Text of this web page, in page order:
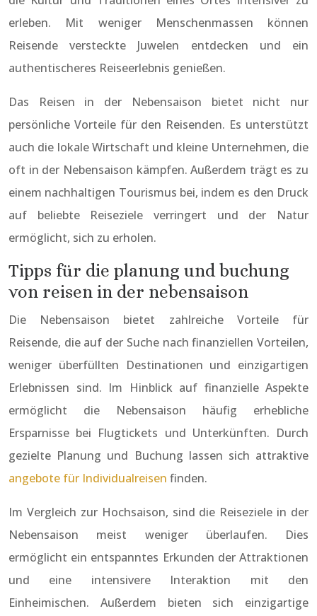
erleben. Mit weniger Menschenmassen können
Reisende versteckte Juwelen entdecken und ein
authentischeres Reiseerlebnis genießen.
Das Reisen in der Nebensaison bietet nicht nur
persönliche Vorteile für den Reisenden. Es unterstützt
auch die lokale Wirtschaft und kleine Unternehmen, die
oft in der Nebensaison kämpfen. Außerdem trägt es zu
einem nachhaltigen Tourismus bei, indem es den Druck
auf beliebte Reiseziele verringert und der Natur
ermöglicht, sich zu erholen.
Tipps für die planung und buchung
von reisen in der nebensaison
Die Nebensaison bietet zahlreiche Vorteile für
Reisende, die auf der Suche nach finanziellen Vorteilen,
weniger überfüllten Destinationen und einzigartigen
Erlebnissen sind. Im Hinblick auf finanzielle Aspekte
ermöglicht die Nebensaison häufig erhebliche
Ersparnisse bei Flugtickets und Unterkünften. Durch
gezielte Planung und Buchung lassen sich attraktive
angebote für Individualreisen finden.
Im Vergleich zur Hochsaison, sind die Reiseziele in der
Nebensaison meist weniger überlaufen. Dies
ermöglicht ein entspanntes Erkunden der Attraktionen
und eine intensivere Interaktion mit den
Einheimischen. Außerdem bieten sich einzigartige